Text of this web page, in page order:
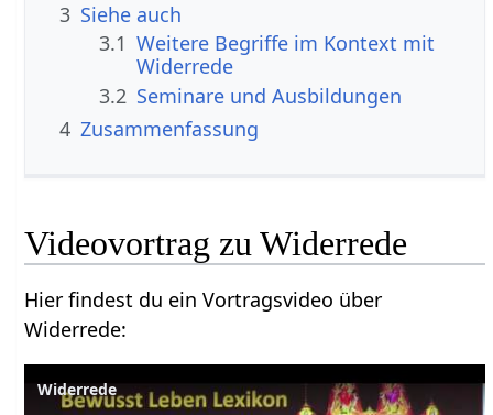
3 Siehe auch
3.1 Weitere Begriffe im Kontext mit
3.2 Seminare und Ausbildungen
4 Zusammenfassung
Hier findest du ein Vortragsvideo über
Widerrede‏‎:
Widerrede